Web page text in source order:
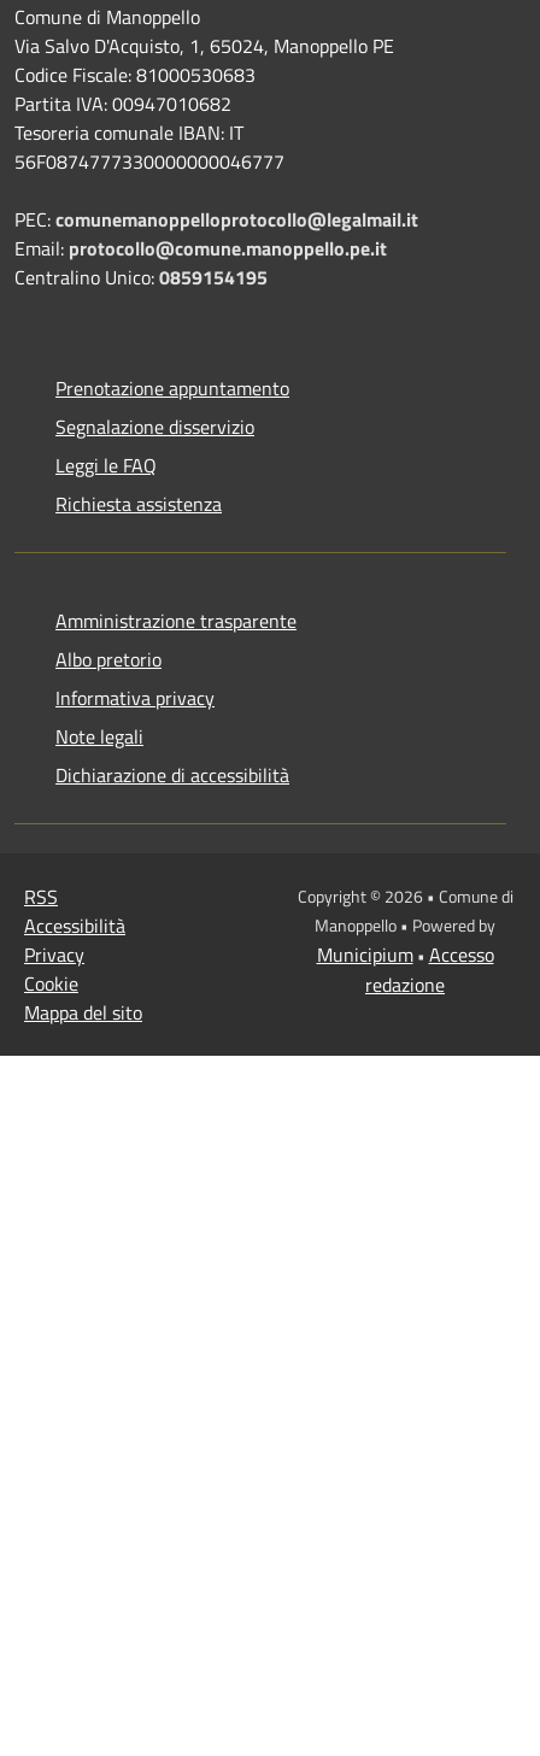
Comune di Manoppello
Via Salvo D'Acquisto, 1, 65024, Manoppello PE
Codice Fiscale: 81000530683
Partita IVA: 00947010682
Tesoreria comunale IBAN: IT
56F0874777330000000046777
PEC:comunemanoppelloprotocollo@legalmail.it
Email: protocollo@comune.manoppello.pe.it
Centralino Unico:0859154195
Prenotazione appuntamento
Segnalazione disservizio
Leggi le FAQ
Richiesta assistenza
Amministrazione trasparente
Albo pretorio
Informativa privacy
Note legali
Dichiarazione di accessibilità
RSS
Accessibilità
Privacy
Cookie
Mappa del sito
Copyright © 2026 • Comune di
Manoppello • Powered by
Municipium• Accesso
redazione